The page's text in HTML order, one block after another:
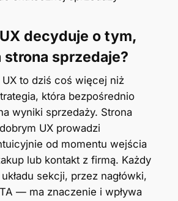
decyduje o tym,
strona sprzedaje?
to dziś coś więcej niż
która bezpośrednio
wyniki sprzedaży. Strona
UX prowadzi
od momentu wejścia
lub kontakt z firmą. Każdy
sekcji, przez nagłówki,
— ma znaczenie i wpływa